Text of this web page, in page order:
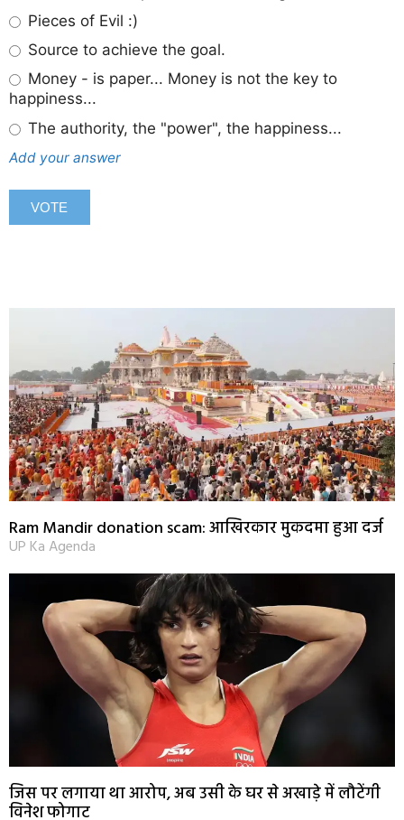
Pieces of Evil :)
Source to achieve the goal.
Money - is paper... Money is not the key to
happiness...
The authority, the "power", the happiness...
Add your answer
Ram Mandir donation scam: आखिरकार मुकदमा हुआ दर्ज
UP Ka Agenda
जिस पर लगाया था आरोप, अब उसी के घर से अखाड़े में लौटेंगी
विनेश फोगाट